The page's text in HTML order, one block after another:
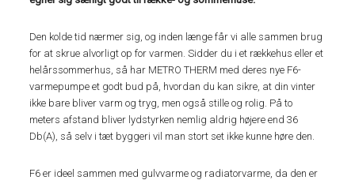
Den kolde tid nærmer sig, og inden længe får vi alle sammen brug
for at skrue alvorligt op for varmen. Sidder du i et rækkehus eller et
helårssommerhus, så har METRO THERM med deres nye F6-
varmepumpe et godt bud på, hvordan du kan sikre, at din vinter
ikke bare bliver varm og tryg, men også stille og rolig. På to
meters afstand bliver lydstyrken nemlig aldrig højere end 36
Db(A), så selv i tæt byggeri vil man stort set ikke kunne høre den.
F6 er ideel sammen med gulvvarme og radiatorvarme, da den er